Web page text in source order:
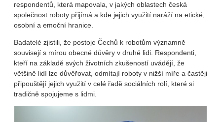
respondentů, která mapovala, v jakých oblastech česká
společnost roboty přijímá a kde jejich využití naráží na etické,
osobní a emoční hranice.
Badatelé zjistili, že postoje Čechů k robotům významně
souvisejí s mírou obecné důvěry v druhé lidi. Respondenti,
kteří na základě svých životních zkušeností uvádějí, že
většině lidí lze důvěřovat, odmítají roboty v nižší míře a častěji
připouštějí jejich využití v celé řadě sociálních rolí, které si
tradičně spojujeme s lidmi.